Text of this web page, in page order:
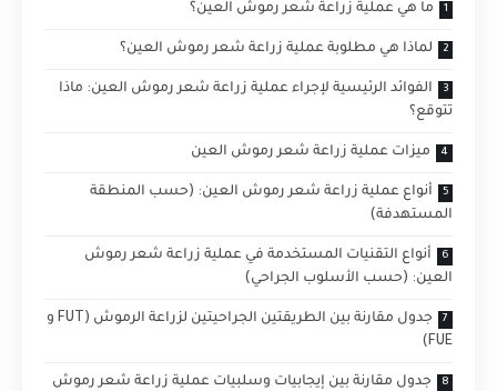
ما هي عملية زراعة شعر رموش العين؟
لماذا هي مطلوبة عملية زراعة شعر رموش العين؟
الفوائد الرئيسية لإجراء عملية زراعة شعر رموش العين: ماذا
تتوقع؟
ميزات عملية زراعة شعر رموش العين
أنواع عملية زراعة شعر رموش العين: (حسب المنطقة
المستهدفة)
أنواع التقنيات المستخدمة في عملية زراعة شعر رموش
العين: (حسب الأسلوب الجراحي)
جدول مقارنة بين الطريقتين الجراحيتين لزراعة الرموش (FUT و
FUE)
جدول مقارنة بين إيجابيات وسلبيات عملية زراعة شعر رموش